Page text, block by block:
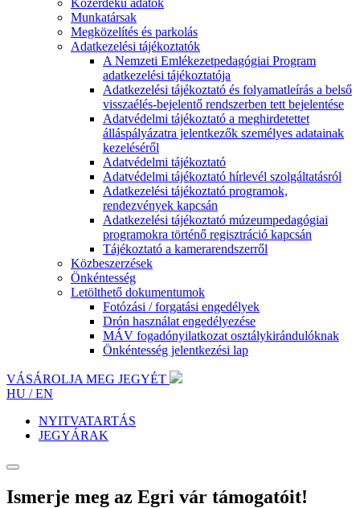
Közérdekű adatok
Munkatársak
Megközelítés és parkolás
Adatkezelési tájékoztatók
A Nemzeti Emlékezetpedagógiai Program
adatkezelési tájékoztatója
Adatkezelési tájékoztató és folyamatleírás a belső
visszaélés-bejelentő rendszerben tett bejelentése
Adatvédelmi tájékoztató a meghirdetettet
álláspályázatra jelentkezők személyes adatainak
kezeléséről
Adatvédelmi tájékoztató
Adatvédelmi tájékoztató hírlevél szolgáltatásról
Adatkezelési tájékoztató programok,
rendezvények kapcsán
Adatkezelési tájékoztató múzeumpedagógiai
programokra történő regisztráció kapcsán
Tájékoztató a kamerarendszerről
Közbeszerzések
Önkéntesség
Letölthető dokumentumok
Fotózási / forgatási engedélyek
Drón használat engedélyezése
MÁV fogadónyilatkozat osztálykirándulóknak
Önkéntesség jelentkezési lap
VÁSÁROLJA MEG JEGYÉT
HU /EN
NYITVATARTÁS
JEGYÁRAK
Ismerje meg az Egri vár támogatóit!